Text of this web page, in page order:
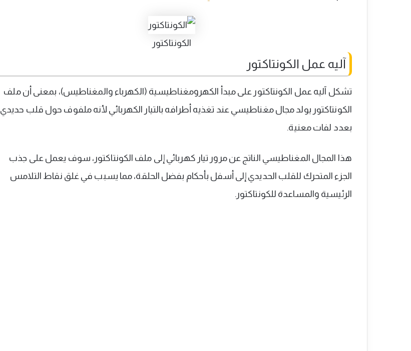
الكونتاكتور
آليه عمل الكونتاكتور
تشكل آليه عمل الكونتاكتور على مبدأ الكهرومغناطيسية (الكهرباء والمغناطيس)، بمعنى أن ملف
الكونتاكتور يولد مجال مغناطيسي عند تغذيه أطرافه بالتيار الكهربائي لأنه ملفوف حول قلب حديدي
بعدد لفات معنية.
هذا المجال المغناطيسي الناتج عن مرور تيار كهربائي إلى ملف الكونتاكتور، سوف يعمل على جذب
الجزء المتحرك للقلب الحديدي إلى أسفل بأحكام بفضل الحلقة، مما يسبب في غلق نقاط التلامس
الرئيسية والمساعدة للكونتاكتور.